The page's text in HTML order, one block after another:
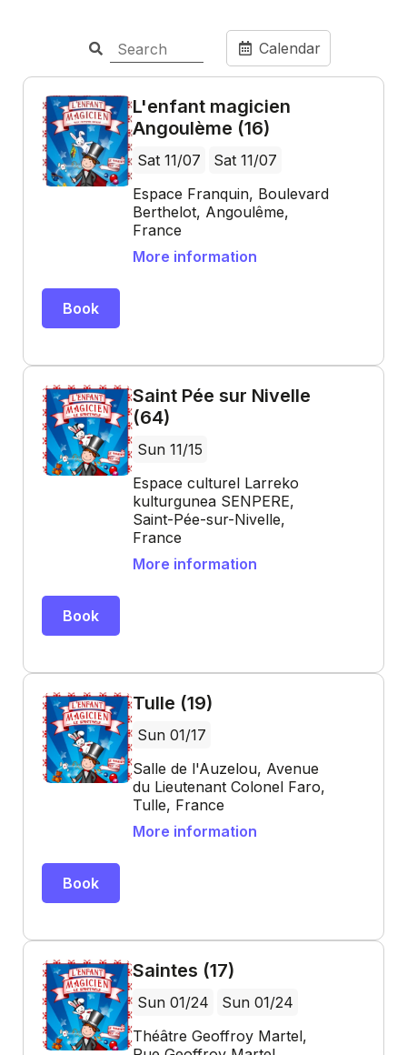
Calendar
L'enfant magicien
Angoulème (16)
Sat 11/07
Sat 11/07
Espace Franquin, Boulevard
Berthelot, Angoulême,
France
More information
Book
Saint Pée sur Nivelle
(64)
Sun 11/15
Espace culturel Larreko
kulturgunea SENPERE,
Saint-Pée-sur-Nivelle,
France
More information
Book
Tulle (19)
Sun 01/17
Salle de l'Auzelou, Avenue
du Lieutenant Colonel Faro,
Tulle, France
More information
Book
Saintes (17)
Sun 01/24
Sun 01/24
Théâtre Geoffroy Martel,